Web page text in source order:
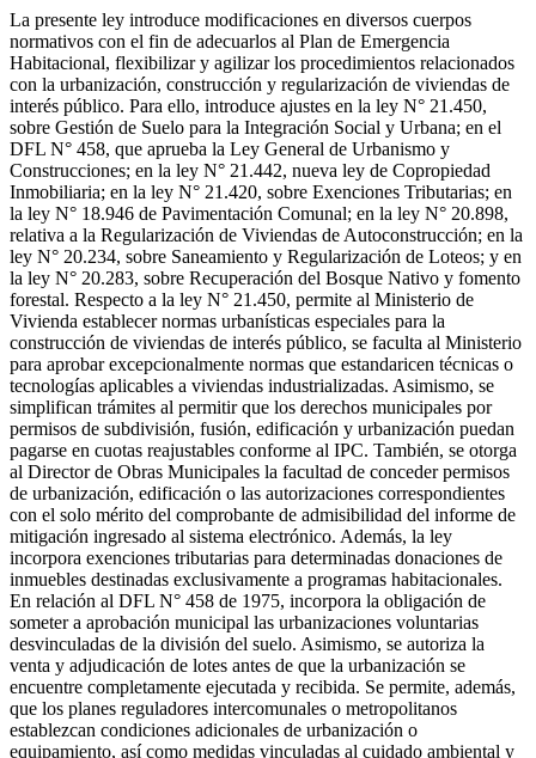
La presente ley introduce modificaciones en diversos cuerpos
normativos con el fin de adecuarlos al Plan de Emergencia
Habitacional, flexibilizar y agilizar los procedimientos relacionados
con la urbanización, construcción y regularización de viviendas de
interés público. Para ello, introduce ajustes en la ley N° 21.450,
sobre Gestión de Suelo para la Integración Social y Urbana; en el
DFL N° 458, que aprueba la Ley General de Urbanismo y
Construcciones; en la ley N° 21.442, nueva ley de Copropiedad
Inmobiliaria; en la ley N° 21.420, sobre Exenciones Tributarias; en
la ley N° 18.946 de Pavimentación Comunal; en la ley N° 20.898,
relativa a la Regularización de Viviendas de Autoconstrucción; en la
ley N° 20.234, sobre Saneamiento y Regularización de Loteos; y en
la ley N° 20.283, sobre Recuperación del Bosque Nativo y fomento
forestal. Respecto a la ley N° 21.450, permite al Ministerio de
Vivienda establecer normas urbanísticas especiales para la
construcción de viviendas de interés público, se faculta al Ministerio
para aprobar excepcionalmente normas que estandaricen técnicas o
tecnologías aplicables a viviendas industrializadas. Asimismo, se
simplifican trámites al permitir que los derechos municipales por
permisos de subdivisión, fusión, edificación y urbanización puedan
pagarse en cuotas reajustables conforme al IPC. También, se otorga
al Director de Obras Municipales la facultad de conceder permisos
de urbanización, edificación o las autorizaciones correspondientes
con el solo mérito del comprobante de admisibilidad del informe de
mitigación ingresado al sistema electrónico. Además, la ley
incorpora exenciones tributarias para determinadas donaciones de
inmuebles destinadas exclusivamente a programas habitacionales.
En relación al DFL N° 458 de 1975, incorpora la obligación de
someter a aprobación municipal las urbanizaciones voluntarias
desvinculadas de la división del suelo. Asimismo, se autoriza la
venta y adjudicación de lotes antes de que la urbanización se
encuentre completamente ejecutada y recibida. Se permite, además,
que los planes reguladores intercomunales o metropolitanos
establezcan condiciones adicionales de urbanización o
equipamiento, así como medidas vinculadas al cuidado ambiental y